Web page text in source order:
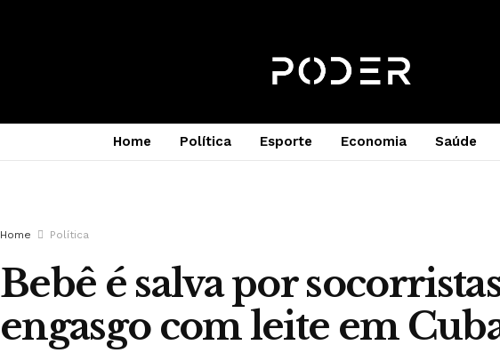
Home Política Esporte Economia Saúde
Home Política
Bebê é salva por
engasgo com leite em